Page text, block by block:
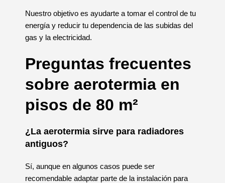
Nuestro objetivo es ayudarte a tomar el control de tu
energía y reducir tu dependencia de las subidas del
gas y la electricidad.
Preguntas frecuentes
sobre aerotermia en
pisos de 80 m²
¿La aerotermia sirve para radiadores
antiguos?
Sí, aunque en algunos casos puede ser
recomendable adaptar parte de la instalación para